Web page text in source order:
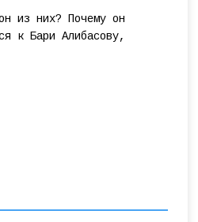
из них? Почему он
к Бари Алибасову,